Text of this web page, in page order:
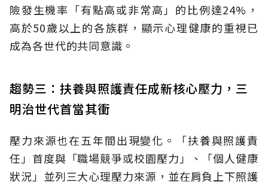
險發生機率「有點高或非常高」的比例達24%，
高於50歲以上的各族群，顯示心理健康的重視已
成為各世代的共同意識。
趨勢三：扶養與照護責任成新核心壓力，三
明治世代首當其衝
壓力來源也在五年間出現變化。「扶養與照護責
任」首度與「職場競爭或校園壓力」、「個人健康
狀況」並列三大心理壓力來源，並在肩負上下照護